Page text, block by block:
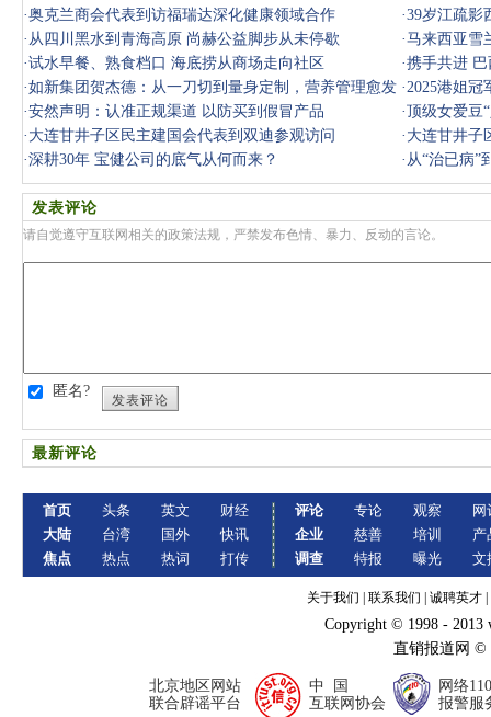
·奥克兰商会代表到访福瑞达深化健康领域合作 ·39岁江疏影
年纪
· 从四川黑水到青海高原 尚赫公益脚步从未停歇 ·马来西亚雪
·试水早餐、熟食档口 海底捞从商场走向社区 ·携手共进 巴
·如新集团贺杰德：从一刀切到量身定制，营养管理愈发
重视个性
·2025港姐冠
泳装是在舞
·安然声明：认准正规渠道 以防买到假冒产品 ·顶级女爱豆
· 大连甘井子区民主建国会代表到双迪参观访问 · 大连甘井子
问
·深耕30年 宝健公司的底气从何而来？ · 从“治已病”
新模
发表评论
请自觉遵守互联网相关的政策法规，严禁发布色情、暴力、反动的言论。
匿名?
发表评论
最新评论
首页
大陆
焦点
头条
台湾
热点
英文
国外
热词
财经
快讯
打传
评论
企业
调查
专论
慈善
特报
观察
培训
曝光
网
产
文
关于我们 联系我们 诚聘英才
Copyright © 1998 - 2013
直销报道网
北京地区网站
联合辟谣平台
中 国
互联网协会
网络110
报警服